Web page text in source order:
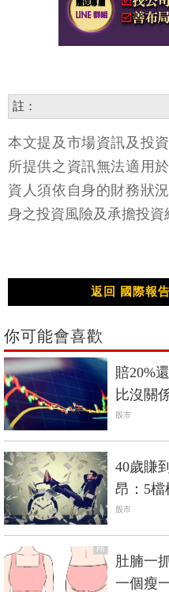
註：
本文提及市場資訊及投
所提供之資訊無法適用
資人須依自身的財務狀
身之投資風險及承擔投資
返回 國際報
你可能會喜歡
賠20%
比沒關
收手
股市
40歲賺
昂：5
股市
PR
肚腩一
一個瘦